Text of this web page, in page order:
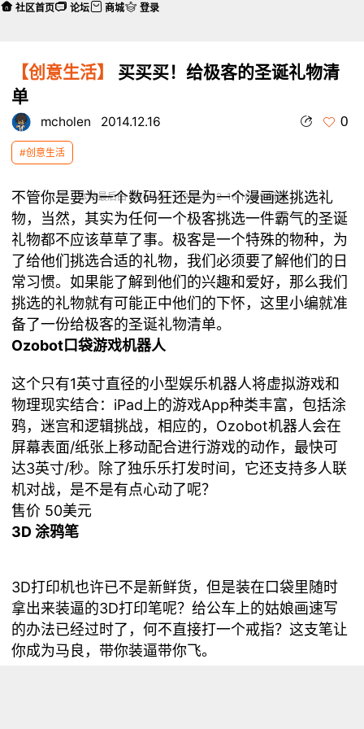
【创意生活】
买买买！给极客的圣诞礼物清
单
mcholen 2014.12.16 0
#创意生活
本帖最后由 mcholen 于 2014-12-16 18:45 编辑
不管你是要为一个数码狂还是为一个漫画迷挑选礼
物，当然，其实为任何一个极客挑选一件霸气的圣诞
礼物都不应该草草了事。极客是一个特殊的物种，为
了给他们挑选合适的礼物，我们必须要了解他们的日
常习惯。如果能了解到他们的兴趣和爱好，那么我们
挑选的礼物就有可能正中他们的下怀，这里小编就准
备了一份给极客的圣诞礼物清单。
Ozobot口袋游戏机器人
这个只有1英寸直径的小型娱乐机器人将虚拟游戏和
物理现实结合：iPad上的游戏App种类丰富，包括涂
鸦，迷宫和逻辑挑战，相应的，Ozobot机器人会在
屏幕表面/纸张上移动配合进行游戏的动作，最快可
达3英寸/秒。除了独乐乐打发时间，它还支持多人联
机对战，是不是有点心动了呢？
售价 50美元
3D 涂鸦笔
3D打印机也许已不是新鲜货，但是装在口袋里随时
拿出来装逼的3D打印笔呢？给公车上的姑娘画速写
的办法已经过时了，何不直接打一个戒指？这支笔让
你成为马良，带你装逼带你飞。
社区首页 论坛 商城 登录